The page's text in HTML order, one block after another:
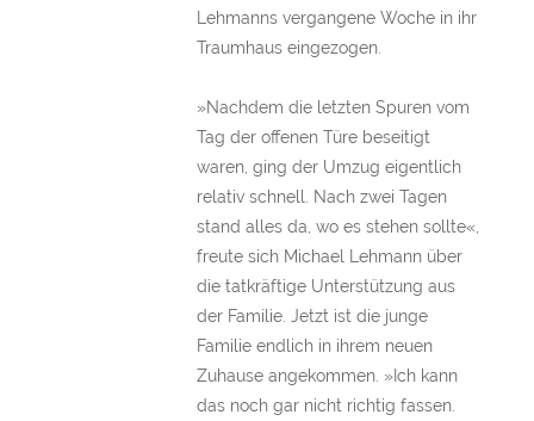
Lehmanns vergangene Woche in ihr
Traumhaus eingezogen.
»Nachdem die letzten Spuren vom
Tag der offenen Türe beseitigt
waren, ging der Umzug eigentlich
relativ schnell. Nach zwei Tagen
stand alles da, wo es stehen sollte«,
freute sich Michael Lehmann über
die tatkräftige Unterstützung aus
der Familie. Jetzt ist die junge
Familie endlich in ihrem neuen
Zuhause angekommen. »Ich kann
das noch gar nicht richtig fassen.